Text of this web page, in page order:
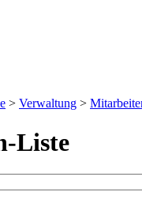
> Verwaltung >
Liste